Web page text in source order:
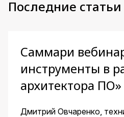
Последние статьи
Саммари
инструменты в
архитектора ПО»
Дмитрий Овчаренко,